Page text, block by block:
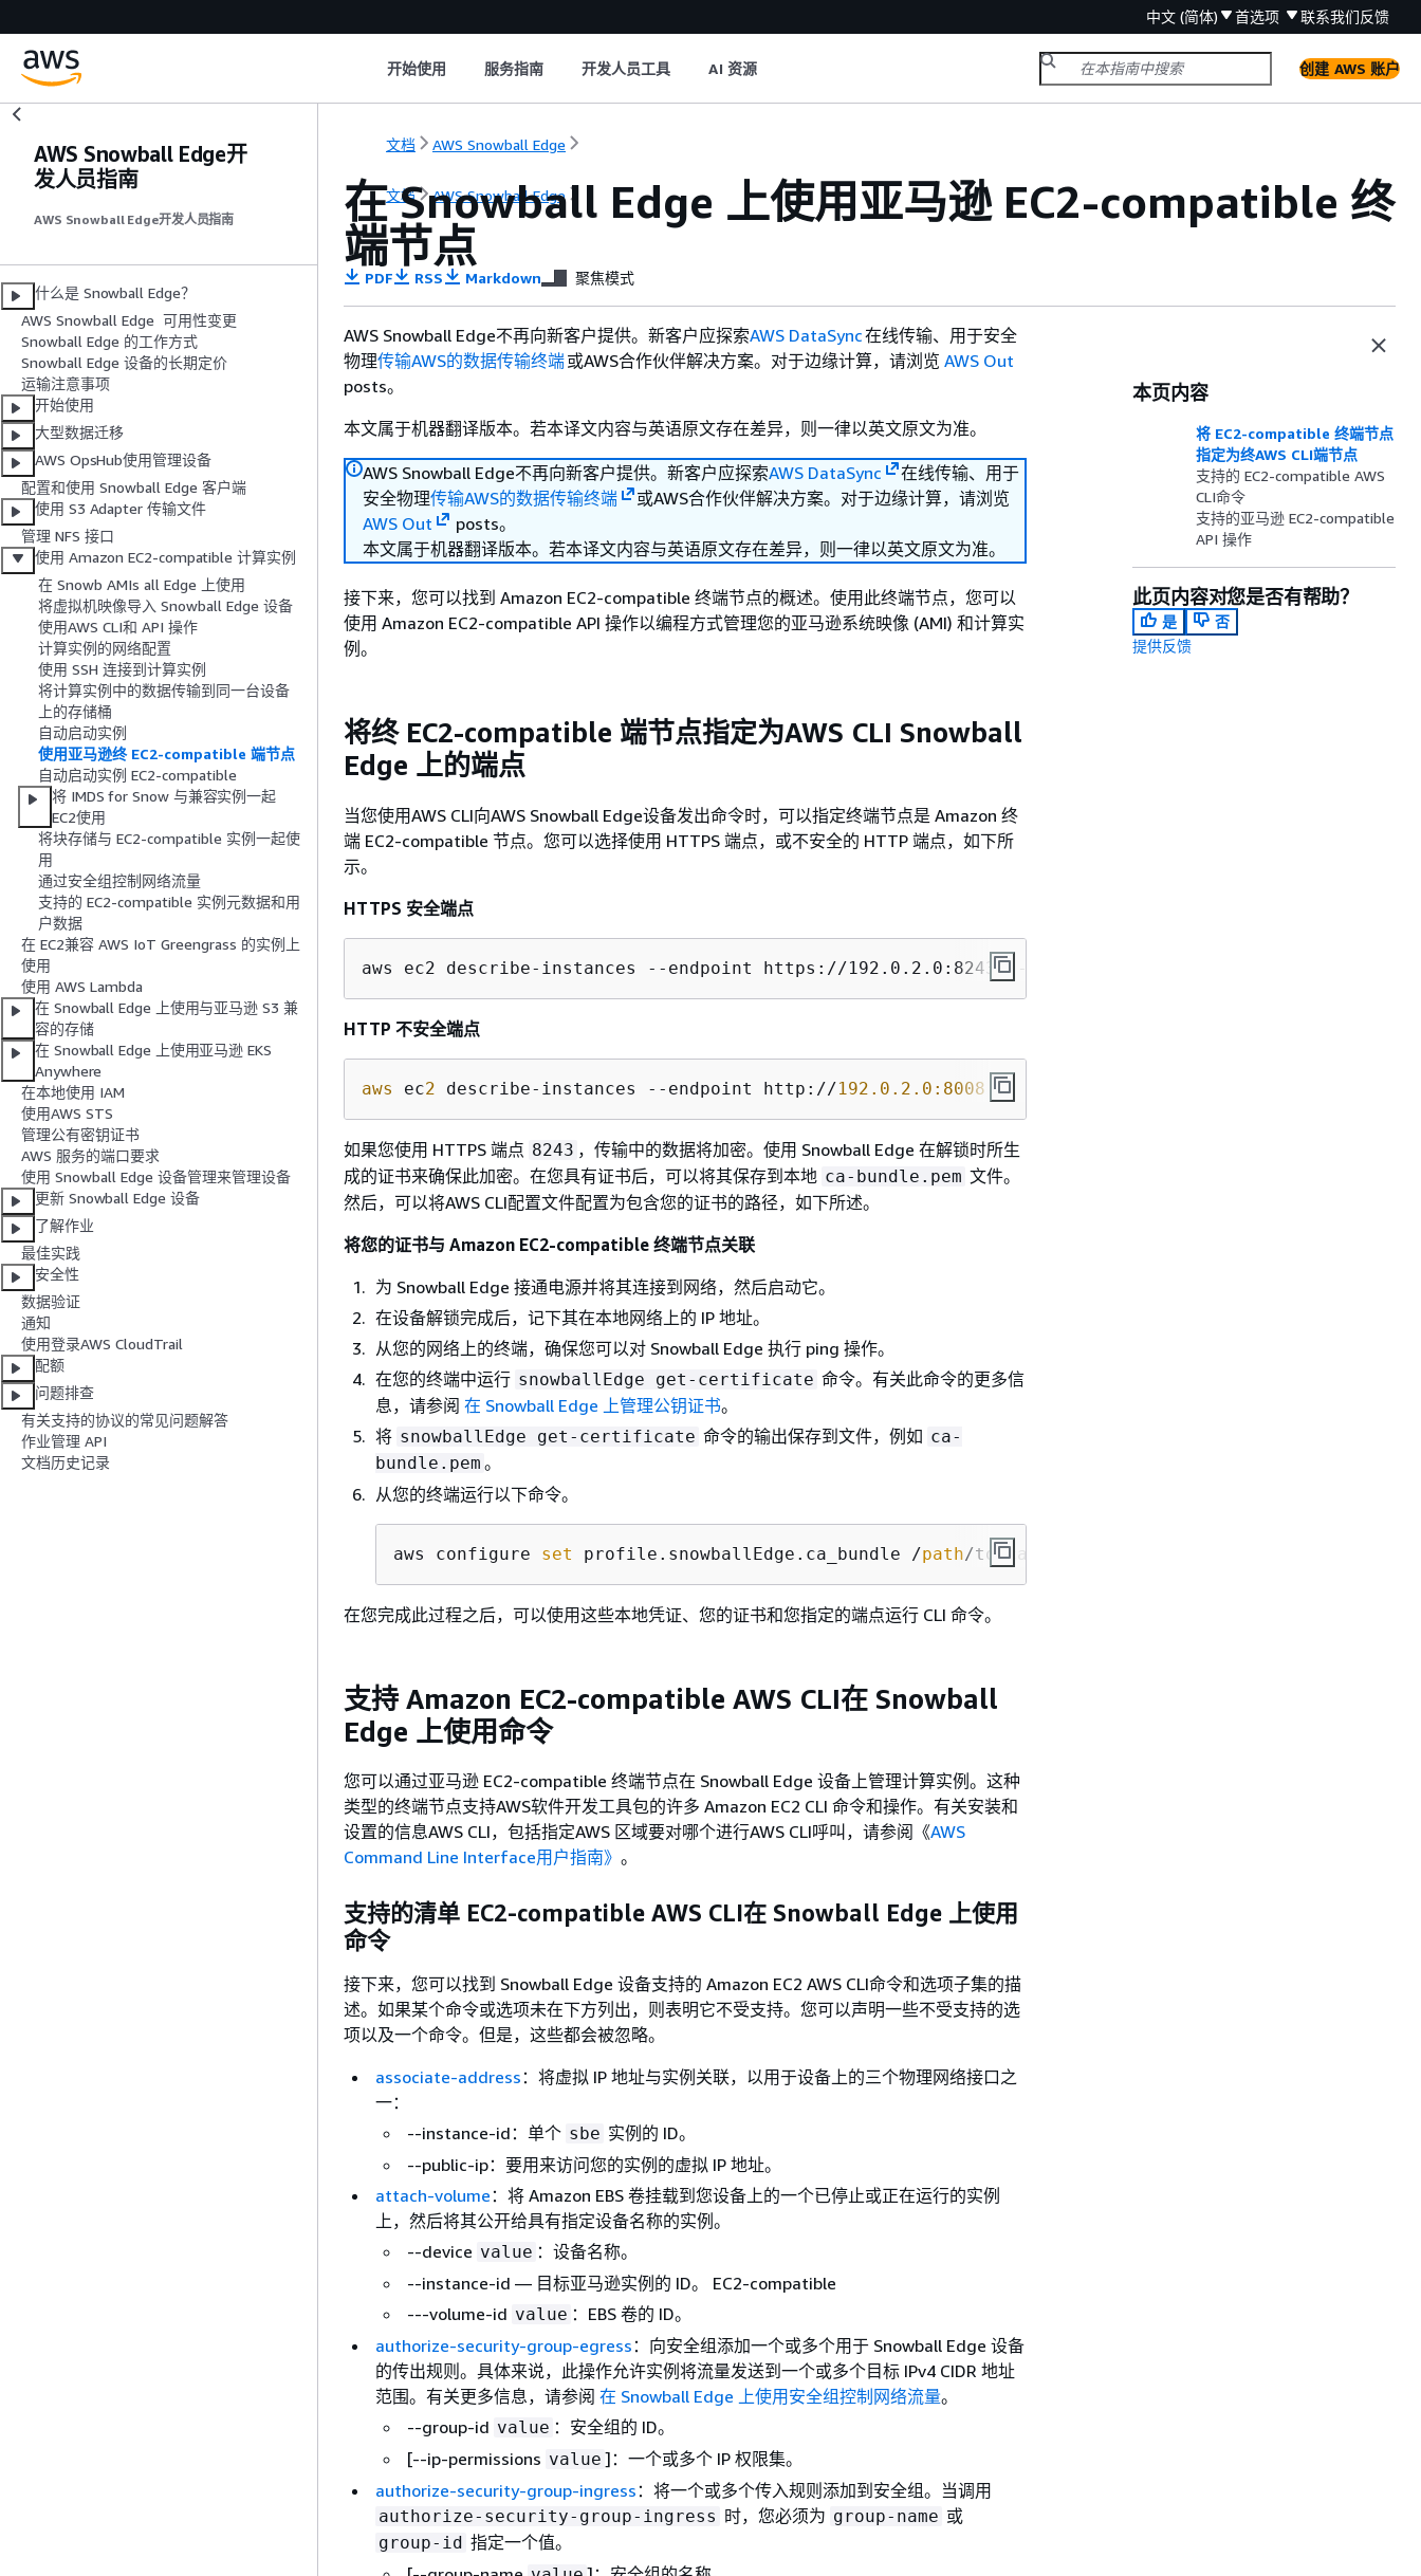
中文 (简体) 首选项 联系我们反馈
开始使用 服务指南 开发人员工具 AI 资源 创建 AWS 账户
AWS Snowball Edge开
发人员指南
AWS Snowball Edge开发人员指南
什么是 Snowball Edge？
AWS Snowball Edge 可用性变更
Snowball Edge 的工作方式
Snowball Edge 设备的长期定价
运输注意事项
开始使用
大型数据迁移
AWS OpsHub使用管理设备
配置和使用 Snowball Edge 客户端
使用 S3 Adapter 传输文件
管理 NFS 接口
使用 Amazon EC2-compatible 计算实例
在 Snowb AMIs all Edge 上使用
将虚拟机映像导入 Snowball Edge 设备
使用AWS CLI和 API 操作
计算实例的网络配置
使用 SSH 连接到计算实例
将计算实例中的数据传输到同一台设备
上的存储桶
自动启动实例
使用亚马逊终 EC2-compatible 端节点
自动启动实例 EC2-compatible
将 IMDS for Snow 与兼容实例一起
EC2使用
将块存储与 EC2-compatible 实例一起使
用
通过安全组控制网络流量
支持的 EC2-compatible 实例元数据和用
户数据
在 EC2兼容 AWS IoT Greengrass 的实例上
使用
使用 AWS Lambda
在 Snowball Edge 上使用与亚马逊 S3 兼
容的存储
在 Snowball Edge 上使用亚马逊 EKS
Anywhere
在本地使用 IAM
使用AWS STS
管理公有密钥证书
AWS 服务的端口要求
使用 Snowball Edge 设备管理来管理设备
更新 Snowball Edge 设备
了解作业
最佳实践
安全性
数据验证
通知
使用登录AWS CloudTrail
配额
问题排查
有关支持的协议的常见问题解答
作业管理 API
文档历史记录
文档 AWS Snowball Edge
文档 AWS Snowball Edge
在 Snowball Edge 上使用亚马逊 EC2-compatible 终
端节点
PDF RSS Markdown 聚焦模式
AWS Snowball Edge不再向新客户提供。新客户应探索AWS DataSync在线传输、用于安全
物理传输AWS的数据传输终端或AWS合作伙伴解决方案。对于边缘计算，请浏览 AWS Out
posts。
本文属于机器翻译版本。若本译文内容与英语原文存在差异，则一律以英文原文为准。
AWS Snowball Edge不再向新客户提供。新客户应探索AWS DataSync
在线传输、用于
安全物理传输AWS的数据传输终端
或AWS合作伙伴解决方案。对于边缘计算，请浏览
AWS Out
posts。
本文属于机器翻译版本。若本译文内容与英语原文存在差异，则一律以英文原文为准。
接下来，您可以找到 Amazon EC2-compatible 终端节点的概述。使用此终端节点，您可以
使用 Amazon EC2-compatible API 操作以编程方式管理您的亚马逊系统映像 (AMI) 和计算实
例。
将终 EC2-compatible 端节点指定为AWS CLI Snowball
Edge 上的端点
当您使用AWS CLI向AWS Snowball Edge设备发出命令时，可以指定终端节点是 Amazon 终
端 EC2-compatible 节点。您可以选择使用 HTTPS 端点，或不安全的 HTTP 端点，如下所
示。
HTTPS 安全端点
aws ec2 describe-instances --endpoint https://192.0.2.0:8243 --ca-bundle
HTTP 不安全端点
aws ec2 describe-instances --endpoint http://192.0.2.0:8008
如果您使用 HTTPS 端点 8243 ，传输中的数据将加密。使用 Snowball Edge 在解锁时所生
成的证书来确保此加密。在您具有证书后，可以将其保存到本地 ca-bundle.pem 文件。
然后，可以将AWS CLI配置文件配置为包含您的证书的路径，如下所述。
将您的证书与 Amazon EC2-compatible 终端节点关联
为 Snowball Edge 接通电源并将其连接到网络，然后启动它。
在设备解锁完成后，记下其在本地网络上的 IP 地址。
从您的网络上的终端，确保您可以对 Snowball Edge 执行 ping 操作。
在您的终端中运行 snowballEdge get-certificate 命令。有关此命令的更多信
息，请参阅 在 Snowball Edge 上管理公钥证书。
将 snowballEdge get-certificate 命令的输出保存到文件，例如 ca-
bundle.pem 。
从您的终端运行以下命令。
aws configure set profile.snowballEdge.ca_bundle /path/to/ca-bundle.pem
在您完成此过程之后，可以使用这些本地凭证、您的证书和您指定的端点运行 CLI 命令。
支持 Amazon EC2-compatible AWS CLI在 Snowball
Edge 上使用命令
您可以通过亚马逊 EC2-compatible 终端节点在 Snowball Edge 设备上管理计算实例。这种
类型的终端节点支持AWS软件开发工具包的许多 Amazon EC2 CLI 命令和操作。有关安装和
设置的信息AWS CLI，包括指定AWS 区域要对哪个进行AWS CLI呼叫，请参阅《AWS
Command Line Interface用户指南》 。
支持的清单 EC2-compatible AWS CLI在 Snowball Edge 上使用
命令
接下来，您可以找到 Snowball Edge 设备支持的 Amazon EC2 AWS CLI命令和选项子集的描
述。如果某个命令或选项未在下方列出，则表明它不受支持。您可以声明一些不受支持的选
项以及一个命令。但是，这些都会被忽略。
associate-address ：将虚拟 IP 地址与实例关联，以用于设备上的三个物理网络接口之
一：
--instance-id：单个 sbe 实例的 ID。
--public-ip：要用来访问您的实例的虚拟 IP 地址。
attach-volume ：将 Amazon EBS 卷挂载到您设备上的一个已停止或正在运行的实例
上，然后将其公开给具有指定设备名称的实例。
--device value ：设备名称。
--instance-id — 目标亚马逊实例的 ID。 EC2-compatible
---volume-id value ：EBS 卷的 ID。
authorize-security-group-egress ：向安全组添加一个或多个用于 Snowball Edge 设备
的传出规则。具体来说，此操作允许实例将流量发送到一个或多个目标 IPv4 CIDR 地址
范围。有关更多信息，请参阅 在 Snowball Edge 上使用安全组控制网络流量。
--group-id value ：安全组的 ID。
[--ip-permissions value ]：一个或多个 IP 权限集。
authorize-security-group-ingress ：将一个或多个传入规则添加到安全组。当调用
authorize-security-group-ingress 时，您必须为 group-name 或
group-id 指定一个值。
本页内容
将 EC2-compatible 终端节点
指定为终AWS CLI端节点
支持的 EC2-compatible AWS
CLI命令
支持的亚马逊 EC2-compatible
API 操作
此页内容对您是否有帮助？
是
否
提供反馈